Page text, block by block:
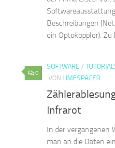
Beschreibungen
ein Optokoppler). Zu
0
SOFTWARE /
VON LIMESPACER
Infrarot
In der vergangenen
man an die Daten